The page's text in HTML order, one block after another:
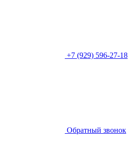
+7 (929) 596-27-18
Обратный звонок